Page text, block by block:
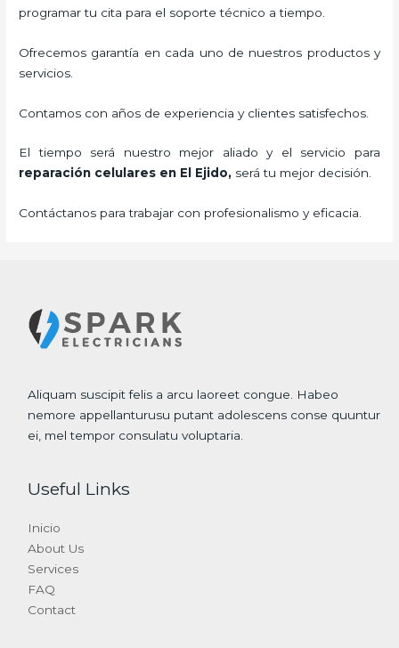
programar tu cita para el soporte técnico a tiempo.
Ofrecemos garantía en cada uno de nuestros productos y
servicios.
Contamos con años de experiencia y clientes satisfechos.
El tiempo será nuestro mejor aliado y el servicio para
reparación celulares en El Ejido, será tu mejor decisión.
Contáctanos para trabajar con profesionalismo y eficacia.
Aliquam suscipit felis a arcu laoreet congue. Habeo
nemore appellanturusu putant adolescens conse quuntur
ei, mel tempor consulatu voluptaria.
Useful Links
Inicio
About Us
Services
FAQ
Contact